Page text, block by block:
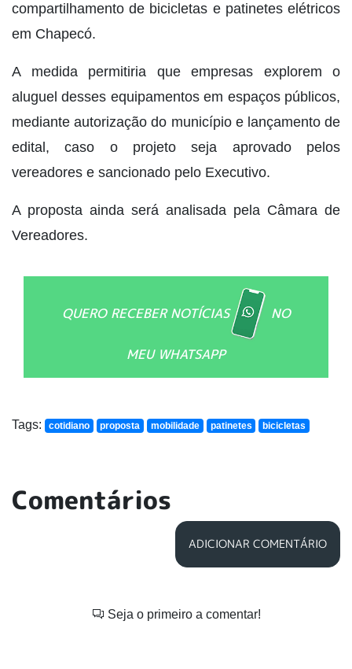
compartilhamento de bicicletas e patinetes elétricos
em Chapecó.
A medida permitiria que empresas explorem o
aluguel desses equipamentos em espaços públicos,
mediante autorização do município e lançamento de
edital, caso o projeto seja aprovado pelos
vereadores e sancionado pelo Executivo.
A proposta ainda será analisada pela Câmara de
Vereadores.
QUERO RECEBER NOTÍCIAS NO
MEU WHATSAPP
Tags: cotidiano proposta mobilidade patinetes bicicletas
Comentários
ADICIONAR COMENTÁRIO
Seja o primeiro a comentar!